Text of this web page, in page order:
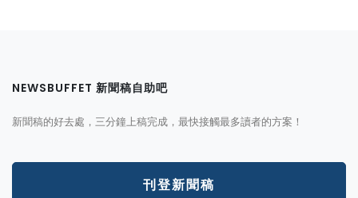
NEWSBUFFET 新聞稿自助吧
新聞稿的好去處，三分鐘上稿完成，最快接觸最多讀者的方案！
刊登新聞稿